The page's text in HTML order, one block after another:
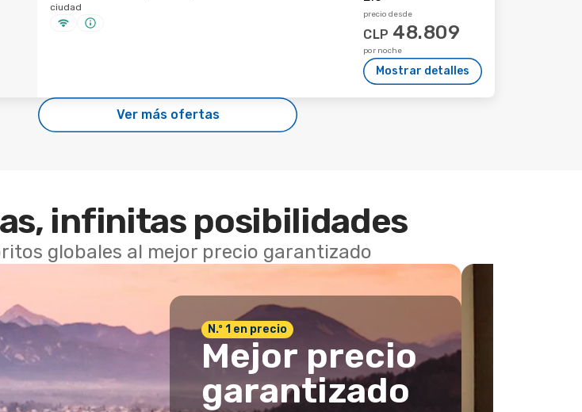
ciudad
precio desde
CLP 48.809
por noche
Mostrar detalles
Ver más ofertas
infinitas posibilidades
globales al mejor precio garantizado
N.º 1 en precio
Mejor precio
garantizado